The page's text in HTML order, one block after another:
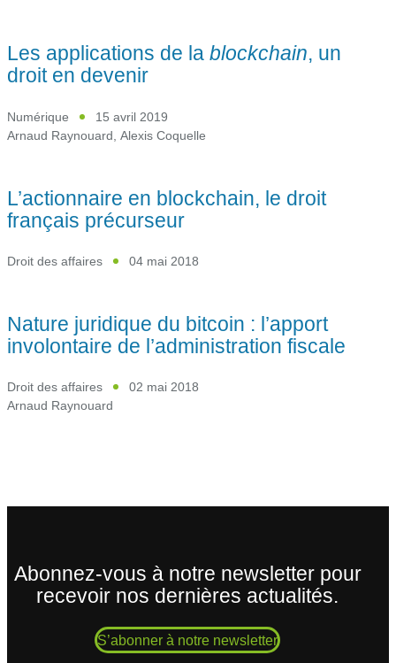
Les applications de lablockchain, un
droit en devenir
Numérique
15 avril 2019
Arnaud Raynouard Alexis Coquelle
L’actionnaire en blockchain, le droit
français précurseur
Droit des affaires 04 mai 2018
Nature juridique du bitcoin : l’apport
involontaire de l’administration fiscale
Droit des affaires
02 mai 2018
Arnaud Raynouard
Abonnez-vous à notre newsletter pour
recevoir nos dernières actualités.
S’abonner à notre newsletter